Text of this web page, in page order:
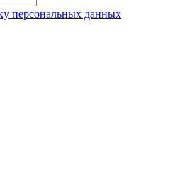
персональных данных